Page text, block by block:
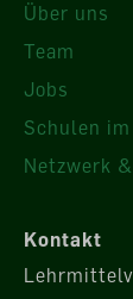
Über uns
Team
Jobs
Schulen
Netzwerk
Kontakt